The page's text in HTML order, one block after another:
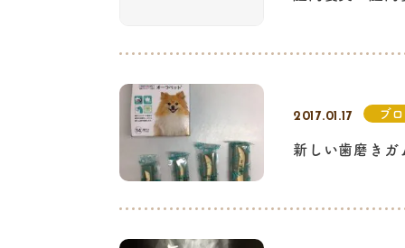
2017.01.17 ブ
新しい歯磨きガ